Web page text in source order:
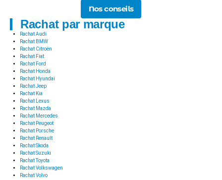
Nos conseils
Rachat par marque
Rachat Audi
Rachat BMW
Rachat Citroën
Rachat Fiat
Rachat Ford
Rachat Honda
Rachat Hyundai
Rachat Jeep
Rachat Kia
Rachat Lexus
Rachat Mazda
Rachat Mercedes
Rachat Peugeot
Rachat Porsche
Rachat Renault
Rachat Skoda
Rachat Suzuki
Rachat Toyota
Rachat Volkswagen
Rachat Volvo